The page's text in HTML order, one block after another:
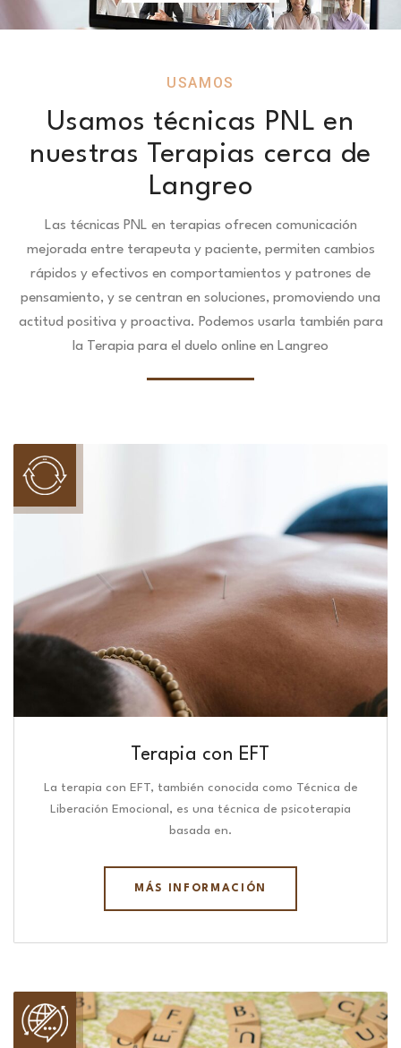
USAMOS
Usamos técnicas PNL en
nuestras Terapias cerca de
Langreo
Las técnicas PNL en terapias ofrecen comunicación
mejorada entre terapeuta y paciente, permiten cambios
rápidos y efectivos en comportamientos y patrones de
pensamiento, y se centran en soluciones, promoviendo una
actitud positiva y proactiva. Podemos usarla también para
la Terapia para el duelo online en Langreo
Terapia con EFT
La terapia con EFT, también conocida como Técnica de
Liberación Emocional, es una técnica de psicoterapia
basada en.
MÁS INFORMACIÓN